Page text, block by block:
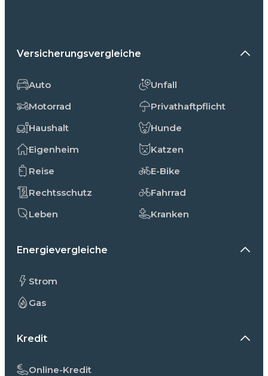
Versicherungsvergleiche
Auto
Motorrad
Haushalt
Eigenheim
Reise
Rechtsschutz
Leben
Unfall
Privathaftpflicht
Hunde
Katzen
E-Bike
Fahrrad
Kranken
Energievergleiche
Strom
Gas
Kredit
Online-Kredit